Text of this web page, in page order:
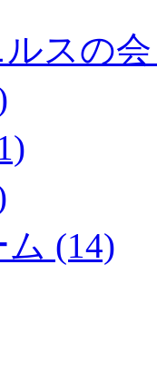
スの
(14)